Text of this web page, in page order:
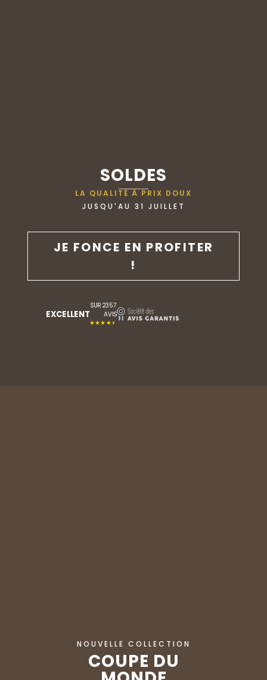
SOLDES
LA QUALITÉ À PRIX DOUX
JUSQU'AU 31 JUILLET
JE FONCE EN PROFITER
!
EXCELLENT
SUR 2357
AVIS
★★★★★
NOUVELLE COLLECTION
COUPE DU